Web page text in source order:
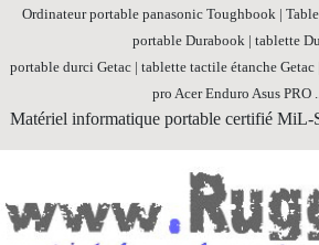
Ordinateur portable panasonic Toughbook |
portable Durabook | tablette
portable durci Getac | tablette tactile étanche
pro Acer Enduro Asus PRO ...
Matériel informatique portable certifié MiL-